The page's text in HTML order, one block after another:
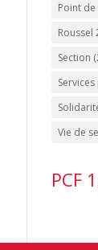
Point de
Roussel
Section
Vie de
PCF